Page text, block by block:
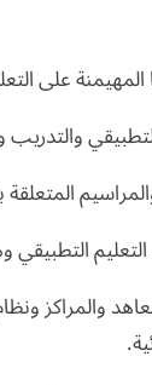
على
والمراكز